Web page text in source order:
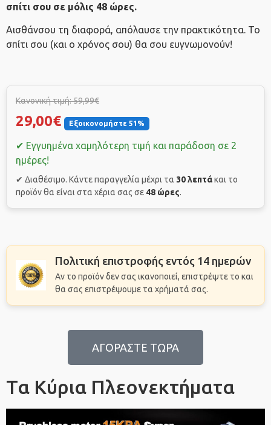
σπίτι σου σε μόλις 48 ώρες.
Αισθάνσου τη διαφορά, απόλαυσε την πρακτικότητα. Το
σπίτι σου (και ο χρόνος σου) θα σου ευγνωμονούν!
Κανονική τιμή: 59,99€
29,00€ Εξοικονομήστε 51%
✔ Εγγυημένα χαμηλότερη τιμή και παράδοση σε 2
ημέρες!
✔ Διαθέσιμο. Κάντε παραγγελία μέχρι τα 30 λεπτάκαι το
προϊόν θα είναι στα χέρια σας σε 48 ώρες.
Πολιτική επιστροφής εντός 14 ημερών
Αν το προϊόν δεν σας ικανοποιεί, επιστρέψτε το και
θα σας επιστρέψουμε τα χρήματά σας.
ΑΓΟΡΑΣΤΕ ΤΩΡΑ
Τα Κύρια Πλεονεκτήματα